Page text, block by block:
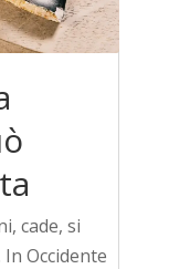
cade, si
Occidente